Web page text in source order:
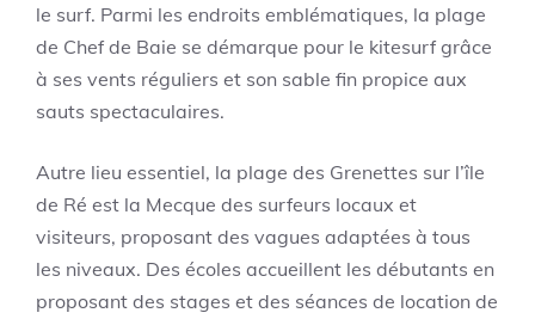
le surf. Parmi les endroits emblématiques, la plage
de Chef de Baie se démarque pour le kitesurf grâce
à ses vents réguliers et son sable fin propice aux
sauts spectaculaires.
Autre lieu essentiel, la plage des Grenettes sur l’île
de Ré est la Mecque des surfeurs locaux et
visiteurs, proposant des vagues adaptées à tous
les niveaux. Des écoles accueillent les débutants en
proposant des stages et des séances de location de